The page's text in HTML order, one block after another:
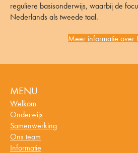
reguliere basisonderwijs, waarbij de
Nederlands als tweede taal.
Meer informatie over
MENU
Welkom
Onderwijs
Samenwerking
Ons team
Informatie